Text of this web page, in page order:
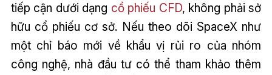
tiếp cận dưới dạng cổ phiếu CFD, không phải sở
hữu cổ phiếu cơ sở. Nếu theo dõi SpaceX như
một chỉ báo mới về khẩu vị rủi ro của nhóm
công nghệ, nhà đầu tư có thể tham khảo thêm